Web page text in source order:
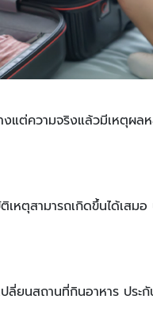
แต่ความจริงแล้วมีเหตุผล
หตุสามารถเกิดขึ้นได้เส
ปลี่ยนสถานที่กินอาหาร ประ